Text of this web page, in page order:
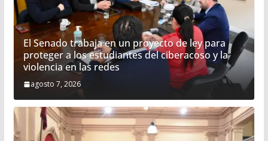
El Senado trabaja en un proyecto de ley para
proteger a los estudiantes del ciberacoso y la
violencia en las redes
agosto 7, 2026